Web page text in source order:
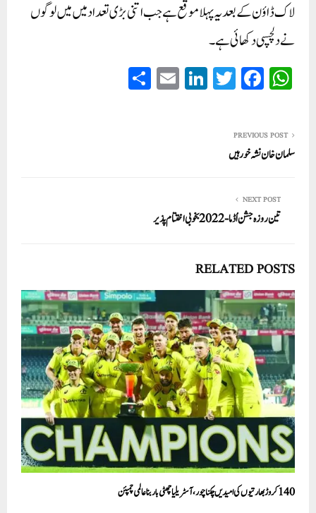
لاک ڈاؤن کے بعد یہ پہلا موقع ہے جب اتنی بڑی تعداد میں میں لوگوں
نے دلچسپی دکھائی ہے۔
W
ha
A
pp
Fa
ce
ok
T
wi
Li
nk
E
m
PREVIOUS POST
سلمان خان نشہ خور ہیں
NEXT POST
تین روزہ جشن اُڈما- 2022 بخوبی اختتام پذیر
RELATED POSTS
140کروڑ بھارتیوں کی امیدیں چکناچور، آسٹریلیا چھٹی بار بنا عالمی چمپئن